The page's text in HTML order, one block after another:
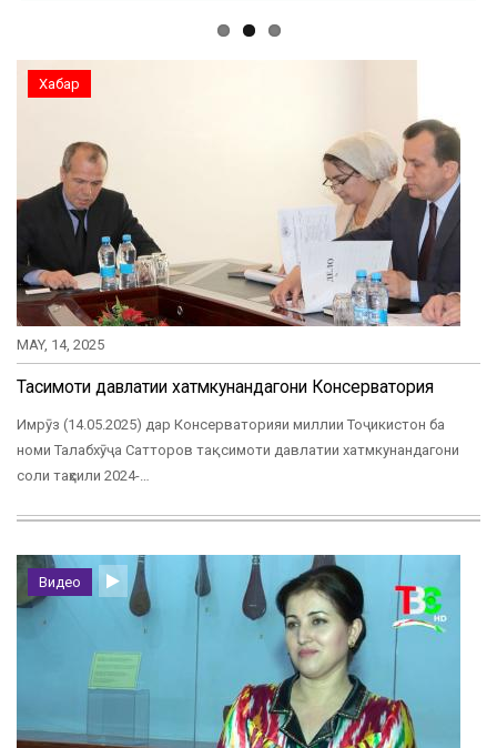
Хабар
MAY, 14, 2025
Тақсимоти давлатии хатмкунандагони Консерватория
Имрӯз (14.05.2025) дар Консерваторияи миллии Тоҷикистон ба
номи Талабхӯҷа Сатторов тақсимоти давлатии хатмкунандагони
соли таҳсили 2024-…
Видео